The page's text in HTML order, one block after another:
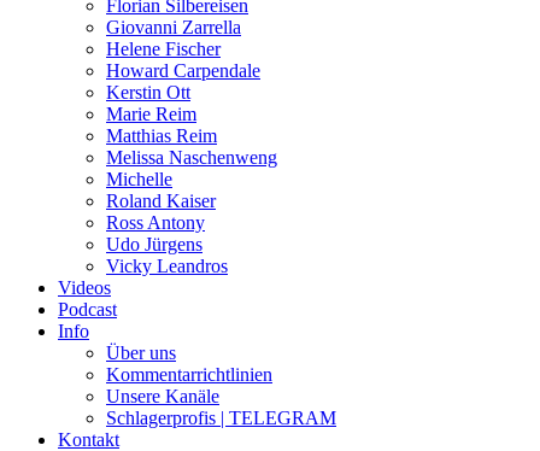
Florian Silbereisen
Giovanni Zarrella
Helene Fischer
Howard Carpendale
Kerstin Ott
Marie Reim
Matthias Reim
Melissa Naschenweng
Michelle
Roland Kaiser
Ross Antony
Udo Jürgens
Vicky Leandros
Videos
Podcast
Info
Über uns
Kommentarrichtlinien
Unsere Kanäle
Schlagerprofis | TELEGRAM
Kontakt